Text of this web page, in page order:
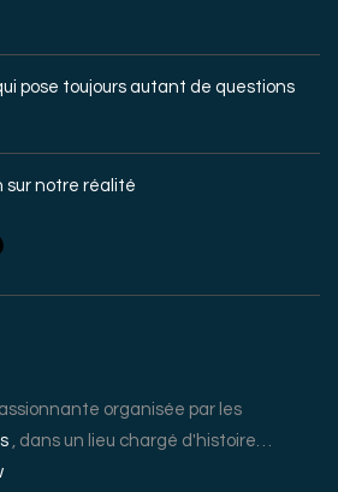
pose toujours autant de questions
sur notre réalité
organisée par les
, dans un lieu chargé d'histoire…